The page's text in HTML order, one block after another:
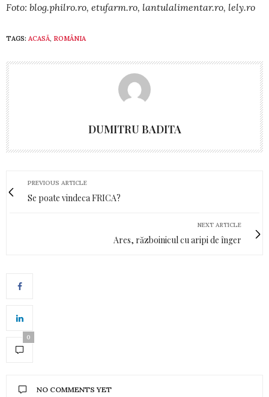
Foto: blog.philro.ro, etufarm.ro, lantulalimentar.ro, lely.ro
TAGS: ACASĂ, ROMÂNIA
DUMITRU BADITA
PREVIOUS ARTICLE
Se poate vindeca FRICA?
NEXT ARTICLE
Ares, războinicul cu aripi de înger
0
NO COMMENTS YET